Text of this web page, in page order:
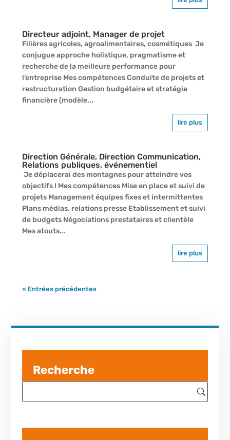
Directeur adjoint, Manager de projet
Filières agricoles, agroalimentaires, cosmétiques Je
conjugue approche holistique, pragmatisme et
recherche de la meilleure performance pour
l’entreprise Mes compétences Conduite de projets et
restructuration Gestion budgétaire et stratégie
financière (modèle...
lire plus
Direction Générale, Direction Communication,
Relations publiques, événementiel
Je déplacerai des montagnes pour atteindre vos
objectifs ! Mes compétences Mise en place et suivi de
projets Management équipes fixes et intermittentes
Plans médias, relations presse Etablissement et suivi
de budgets Négociations prestataires et clientèle
Mes atouts...
lire plus
« Entrées précédentes
Recherche